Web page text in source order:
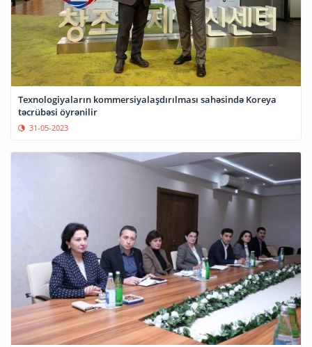
Texnologiyaların kommersiyalaşdırılması sahəsində Koreya
təcrübəsi öyrənilir
31-05-2023